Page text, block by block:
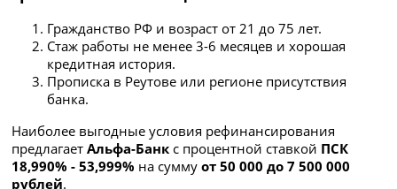
Гражданство РФ и возраст от 21 до 75 лет.
Стаж работы не менее 3-6 месяцев и хорошая
кредитная история.
Прописка в Реутове или регионе присутствия
банка.
Наиболее выгодные условия рефинансирования
предлагаетАльфа-Банк с процентной ставкой ПСК
18,990% - 53,999% на суммуот 50 000 до 7 500 000
рублей.